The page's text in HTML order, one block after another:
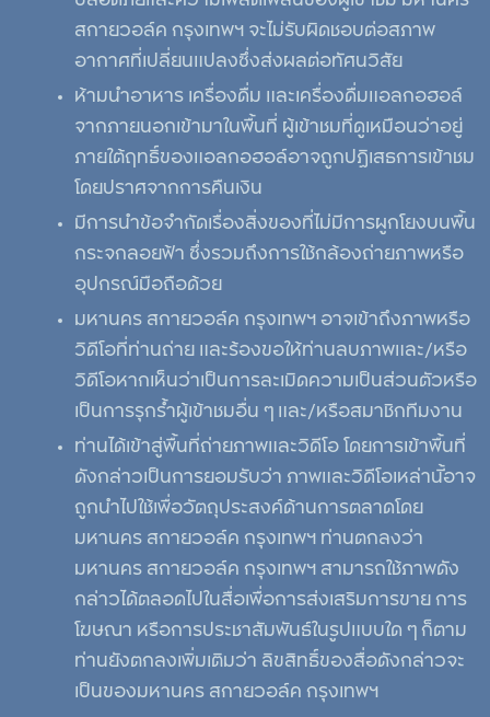
สกายวอล์ค กรุงเทพฯ จะไม่รับผิดชอบต่อสภาพ
อากาศที่เปลี่ยนแปลงซึ่งส่งผลต่อทัศนวิสัย
ห้ามนำอาหาร เครื่องดื่ม และเครื่องดื่มแอลกอฮอล์
จากภายนอกเข้ามาในพื้นที่ ผู้เข้าชมที่ดูเหมือนว่าอยู่
ภายใต้ฤทธิ์ของแอลกอฮอล์อาจถูกปฏิเสธการเข้าชม
โดยปราศจากการคืนเงิน
มีการนำข้อจำกัดเรื่องสิ่งของที่ไม่มีการผูกโยงบนพื้น
กระจกลอยฟ้า ซึ่งรวมถึงการใช้กล้องถ่ายภาพหรือ
อุปกรณ์มือถือด้วย
มหานคร สกายวอล์ค กรุงเทพฯ อาจเข้าถึงภาพหรือ
วิดีโอที่ท่านถ่าย และร้องขอให้ท่านลบภาพและ/หรือ
วิดีโอหากเห็นว่าเป็นการละเมิดความเป็นส่วนตัวหรือ
เป็นการรุกร้ำผู้เข้าชมอื่น ๆ และ/หรือสมาชิกทีมงาน
ท่านได้เข้าสู่พื้นที่ถ่ายภาพและวิดีโอ โดยการเข้าพื้นที่
ดังกล่าวเป็นการยอมรับว่า ภาพและวิดีโอเหล่านี้อาจ
ถูกนำไปใช้เพื่อวัตถุประสงค์ด้านการตลาดโดย
มหานคร สกายวอล์ค กรุงเทพฯ ท่านตกลงว่า
มหานคร สกายวอล์ค กรุงเทพฯ สามารถใช้ภาพดัง
กล่าวได้ตลอดไปในสื่อเพื่อการส่งเสริมการขาย การ
โฆษณา หรือการประชาสัมพันธ์ในรูปแบบใด ๆ ก็ตาม
ท่านยังตกลงเพิ่มเติมว่า ลิขสิทธิ์ของสื่อดังกล่าวจะ
เป็นของมหานคร สกายวอล์ค กรุงเทพฯ